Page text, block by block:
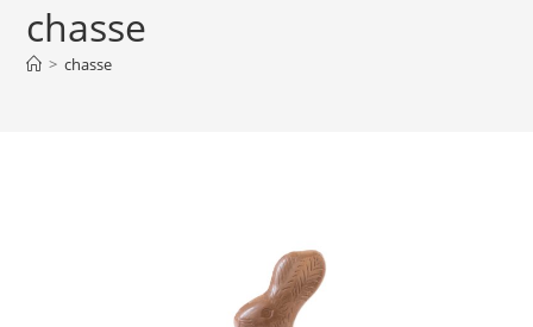
chasse
> chasse